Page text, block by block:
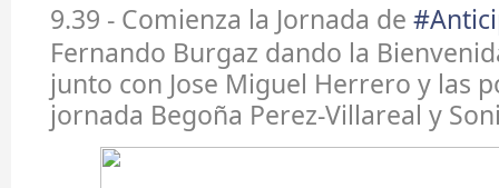
9.39 - Comienza la Jornada de
Fernando Burgaz dando la
junto con Jose Miguel Herrero y las
jornada Begoña Perez-Villareal y